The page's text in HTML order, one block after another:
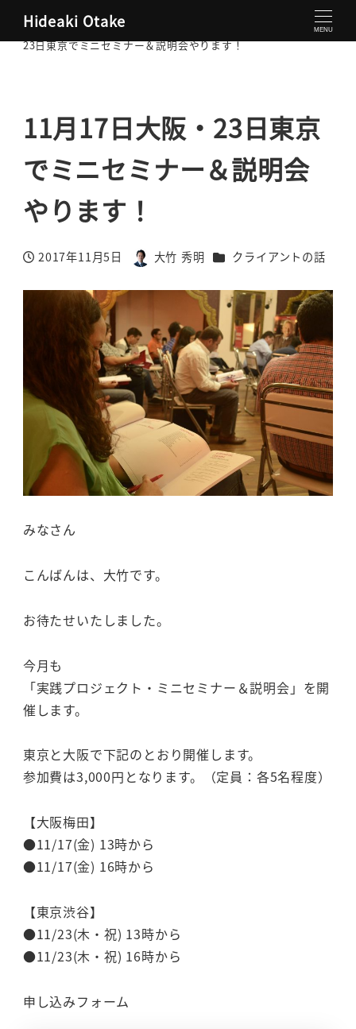
Hideaki Otake MENU
大竹秀明 公式サイト
11月17日大阪・
23日東京でミニセミナー＆説明会やります！
11月17日大阪・23日東京
でミニセミナー＆説明会
やります！
投稿日
2017年11月5日
著
大竹 秀明 カテゴリー
クライアントの話
みなさん
こんばんは、大竹です。
お待たせいたしました。
今月も
「実践プロジェクト・ミニセミナー＆説明会」を開
催します。
東京と大阪で下記のとおり開催します。
参加費は3,000円となります。（定員：各5名程度）
【大阪梅田】
●11/17(金) 13時から
●11/17(金) 16時から
【東京渋谷】
●11/23(木・祝) 13時から
●11/23(木・祝) 16時から
申し込みフォーム